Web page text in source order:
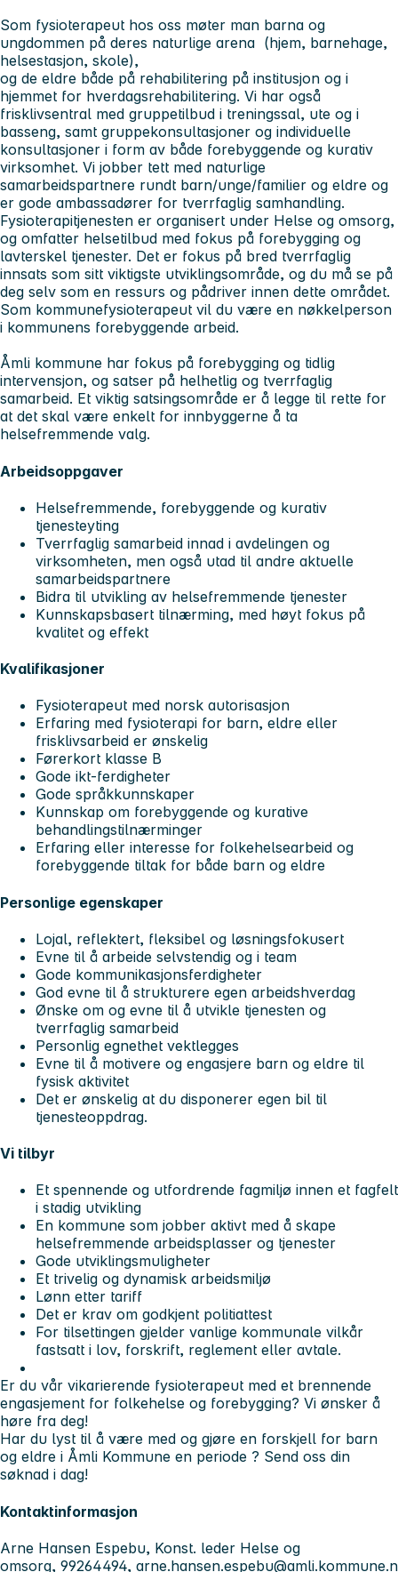
Som fysioterapeut hos oss møter man barna og
ungdommen på deres naturlige arena (hjem, barnehage,
helsestasjon, skole),
og de eldre både på rehabilitering på institusjon og i
hjemmet for hverdagsrehabilitering. Vi har også
frisklivsentral med gruppetilbud i treningssal, ute og i
basseng, samt gruppekonsultasjoner og individuelle
konsultasjoner i form av både forebyggende og kurativ
virksomhet. Vi jobber tett med naturlige
samarbeidspartnere rundt barn/unge/familier og eldre og
er gode ambassadører for tverrfaglig samhandling.
Fysioterapitjenesten er organisert under Helse og omsorg,
og omfatter helsetilbud med fokus på forebygging og
lavterskel tjenester. Det er fokus på bred tverrfaglig
innsats som sitt viktigste utviklingsområde, og du må se på
deg selv som en ressurs og pådriver innen dette området.
Som kommunefysioterapeut vil du være en nøkkelperson
i kommunens forebyggende arbeid.
Åmli kommune har fokus på forebygging og tidlig
intervensjon, og satser på helhetlig og tverrfaglig
samarbeid. Et viktig satsingsområde er å legge til rette for
at det skal være enkelt for innbyggerne å ta
helsefremmende valg.
Arbeidsoppgaver
Helsefremmende, forebyggende og kurativ
tjenesteyting
Tverrfaglig samarbeid innad i avdelingen og
virksomheten, men også utad til andre aktuelle
samarbeidspartnere
Bidra til utvikling av helsefremmende tjenester
Kunnskapsbasert tilnærming, med høyt fokus på
kvalitet og effekt
Kvalifikasjoner
Fysioterapeut med norsk autorisasjon
Erfaring med fysioterapi for barn, eldre eller
frisklivsarbeid er ønskelig
Førerkort klasse B
Gode ikt-ferdigheter
Gode språkkunnskaper
Kunnskap om forebyggende og kurative
behandlingstilnærminger
Erfaring eller interesse for folkehelsearbeid og
forebyggende tiltak for både barn og eldre
Personlige egenskaper
Lojal, reflektert, fleksibel og løsningsfokusert
Evne til å arbeide selvstendig og i team
Gode kommunikasjonsferdigheter
God evne til å strukturere egen arbeidshverdag
Ønske om og evne til å utvikle tjenesten og
tverrfaglig samarbeid
Personlig egnethet vektlegges
Evne til å motivere og engasjere barn og eldre til
fysisk aktivitet
Det er ønskelig at du disponerer egen bil til
tjenesteoppdrag.
Vi tilbyr
Et spennende og utfordrende fagmiljø innen et fagfelt
i stadig utvikling
En kommune som jobber aktivt med å skape
helsefremmende arbeidsplasser og tjenester
Gode utviklingsmuligheter
Et trivelig og dynamisk arbeidsmiljø
Lønn etter tariff
Det er krav om godkjent politiattest
For tilsettingen gjelder vanlige kommunale vilkår
fastsatt i lov, forskrift, reglement eller avtale.
Er du vår vikarierende fysioterapeut med et brennende
engasjement for folkehelse og forebygging? Vi ønsker å
høre fra deg!
Har du lyst til å være med og gjøre en forskjell for barn
og eldre i Åmli Kommune en periode ? Send oss din
søknad i dag!
Kontaktinformasjon
Arne Hansen Espebu, Konst. leder Helse og
omsorg, 99264494, arne.hansen.espebu@amli.kommune.n